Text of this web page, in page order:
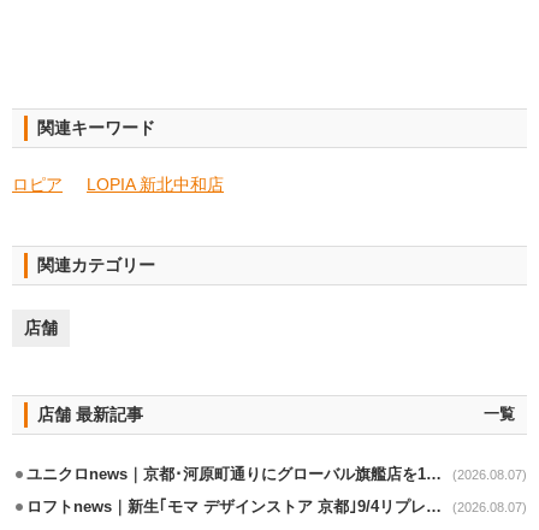
関連キーワード
ロピア LOPIA 新北中和店
関連カテゴリー
店舗
店舗 最新記事 一覧
ユニクロnews｜京都･河原町通りにグローバル旗艦店を11/6開設 (2026.08.07)
ロフトnews｜新生｢モマ デザインストア 京都｣9/4リプレイスオープン (2026.08.07)